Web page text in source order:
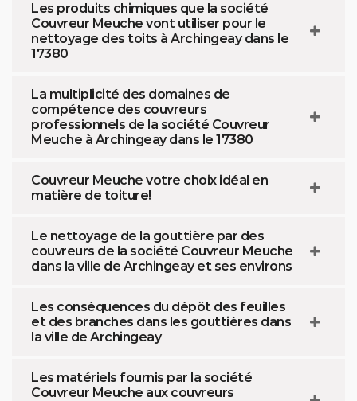
Les produits chimiques que la société
Couvreur Meuche vont utiliser pour le
nettoyage des toits à Archingeay dans le
17380
La multiplicité des domaines de
compétence des couvreurs
professionnels de la société Couvreur
Meuche à Archingeay dans le 17380
Couvreur Meuche votre choix idéal en
matière de toiture!
Le nettoyage de la gouttière par des
couvreurs de la société Couvreur Meuche
dans la ville de Archingeay et ses environs
Les conséquences du dépôt des feuilles
et des branches dans les gouttières dans
la ville de Archingeay
Les matériels fournis par la société
Couvreur Meuche aux couvreurs